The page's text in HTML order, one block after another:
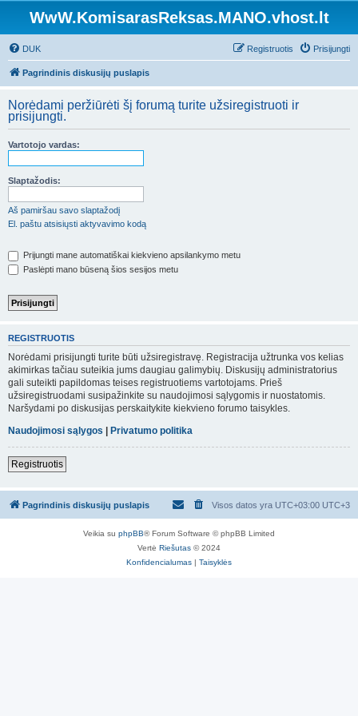
WwW.KomisarasReksas.MANO.vhost.lt
DUK Prisijungti
Registruotis
Pagrindinis diskusijų puslapis
Norėdami peržiūrėti šį forumą turite užsiregistruoti ir
prisijungti.
Vartotojo vardas:
Slaptažodis:
Aš pamiršau savo slaptažodį
El. paštu atsisiųsti aktyvavimo kodą
Prijungti mane automatiškai kiekvieno apsilankymo metu
Paslėpti mano būseną šios sesijos metu
REGISTRUOTIS
Norėdami prisijungti turite būti užsiregistravę. Registracija užtrunka vos kelias
akimirkas tačiau suteikia jums daugiau galimybių. Diskusijų administratorius
gali suteikti papildomas teises registruotiems vartotojams. Prieš
užsiregistruodami susipažinkite su naudojimosi sąlygomis ir nuostatomis.
Naršydami po diskusijas perskaitykite kiekvieno forumo taisykles.
Naudojimosi sąlygos | Privatumo politika
Registruotis
Pagrindinis diskusijų puslapis Visos datos yra UTC+03:00 UTC+3
Veikia su phpBB® Forum Software © phpBB Limited
Vertė Riešutas © 2024
Konfidencialumas | Taisyklės